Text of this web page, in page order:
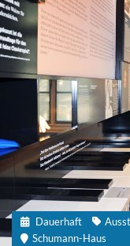
Dauerhaft
Schumann-Haus